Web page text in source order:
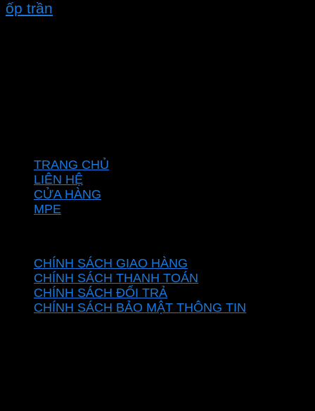
ốp trần
TRANG CHỦ
LIÊN HỆ
CỬA HÀNG
MPE
CHÍNH SÁCH GIAO HÀNG
CHÍNH SÁCH THANH TOÁN
CHÍNH SÁCH ĐỔI TRẢ
CHÍNH SÁCH BẢO MẬT THÔNG TIN